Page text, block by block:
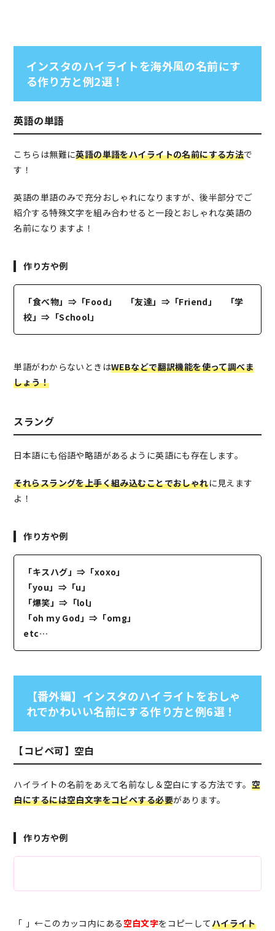
インスタのハイライトを海外風の名前にす
る作り方と例2選！
英語の単語
こちらは無難に英語の単語をハイライトの名前にする方法で
す！
英語の単語のみで充分おしゃれになりますが、後半部分でご
紹介する特殊文字を組み合わせると一段とおしゃれな英語の
名前になりますよ！
作り方や例
「食べ物」⇒「Food」 「友達」⇒「Friend」 「学
校」⇒「School」
単語がわからないときはWEBなどで翻訳機能を使って調べま
しょう！
スラング
日本語にも俗語や略語があるように英語にも存在します。
それらスラングを上手く組み込むことでおしゃれに見えます
よ！
作り方や例
「キスハグ」⇒「xoxo」
「you」⇒「u」
「爆笑」⇒「lol」
「oh my God」⇒「omg」
etc…
【番外編】インスタのハイライトをおしゃ
れでかわいい名前にする作り方と例6選！
【コピペ可】空白
ハイライトの名前をあえて名前なし＆空白にする方法です。 空
白にするには空白文字をコピペする必要があります。
作り方や例
「ㅤㅤㅤㅤ 」←このカッコ内にある 空白文字をコピーしてハイライト